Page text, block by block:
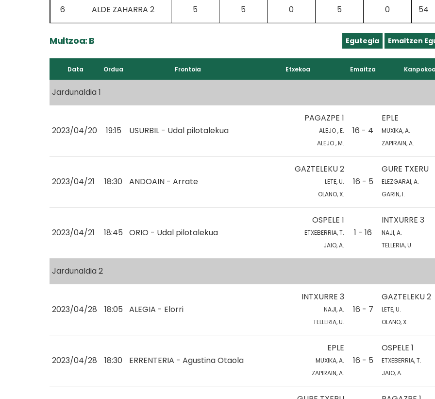
6 ALDE ZAHARRA 2 5 5 0 5 0 54
Multzoa: B Egutegia Emaitzen
Data Ordua Frontoia Etxekoa Emaitza
Jardunaldia 1
2023/04/20 19:15 USURBIL - Udal pilotalekua
PAGAZPE 1
ALEJO , E.
ALEJO , M.
16 - 4
EPLE
MUXIKA, A.
ZAPIRAIN, A.
2023/04/21 18:30 ANDOAIN - Arrate
GAZTELEKU 2
LETE, U.
OLANO, X.
16 - 5
GURE TXERU
ELEZGARAI, A.
GARIN, I.
2023/04/21 18:45 ORIO - Udal pilotalekua
OSPELE 1
ETXEBERRIA, T.
JAIO, A.
1 - 16
INTXURRE 3
NAJI, A.
TELLERIA, U.
Jardunaldia 2
2023/04/28 18:05 ALEGIA - Elorri
INTXURRE 3
NAJI, A.
TELLERIA, U.
16 - 7
GAZTELEKU 2
LETE, U.
OLANO, X.
2023/04/28 18:30 ERRENTERIA - Agustina Otaola
EPLE
MUXIKA, A.
ZAPIRAIN, A.
16 - 5
OSPELE 1
ETXEBERRIA, T.
JAIO, A.